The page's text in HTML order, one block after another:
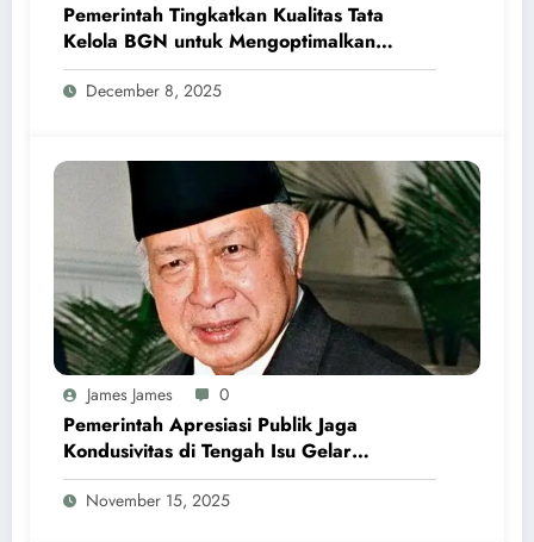
Pemerintah Tingkatkan Kualitas Tata
Kelola BGN untuk Mengoptimalkan
Program MBG
December 8, 2025
James James 0
Pemerintah Apresiasi Publik Jaga
Kondusivitas di Tengah Isu Gelar
Pahlawan Soeharto
November 15, 2025